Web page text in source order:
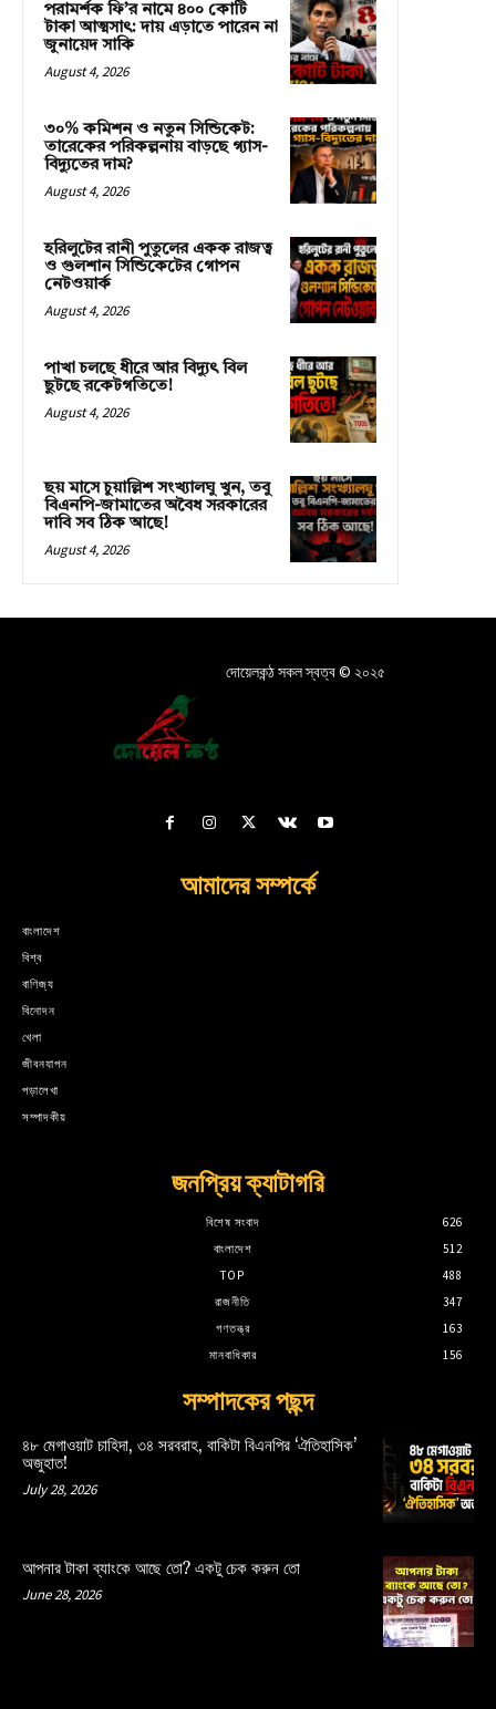
পরামর্শক ফি’র নামে ৪০০ কোটি
টাকা আত্মসাৎ: দায় এড়াতে পারেন না
জুনায়েদ সাকি
August 4, 2026
৩০% কমিশন ও নতুন সিন্ডিকেট:
তারেকের পরিকল্পনায় বাড়ছে গ্যাস-
বিদ্যুতের দাম?
August 4, 2026
হরিলুটের রানী পুতুলের একক রাজত্ব
ও গুলশান সিন্ডিকেটের গোপন
নেটওয়ার্ক
August 4, 2026
পাখা চলছে ধীরে আর বিদ্যুৎ বিল
ছুটছে রকেটগতিতে!
August 4, 2026
ছয় মাসে চুয়াল্লিশ সংখ্যালঘু খুন, তবু
বিএনপি-জামাতের অবৈধ সরকারের
দাবি সব ঠিক আছে!
August 4, 2026
দোয়েলকন্ঠ সকল স্বত্ব © ২০২৫
আমাদের সম্পর্কে
বাংলাদেশ
বিশ্ব
বাণিজ্য
বিনোদন
খেলা
জীবনযাপন
পড়ালেখা
সম্পাদকীয়
জনপ্রিয় ক্যাটাগরি
বিশেষ সংবাদ
626
বাংলাদেশ
512
TOP
488
রাজনীতি
347
গণতন্ত্র
163
মানবাধিকার
156
সম্পাদকের পছন্দ
৪৮ মেগাওয়াট চাহিদা, ৩৪ সরবরাহ, বাকিটা বিএনপির ‘ঐতিহাসিক’
অজুহাত!
July 28, 2026
আপনার টাকা ব্যাংকে আছে তো? একটু চেক করুন তো
June 28, 2026